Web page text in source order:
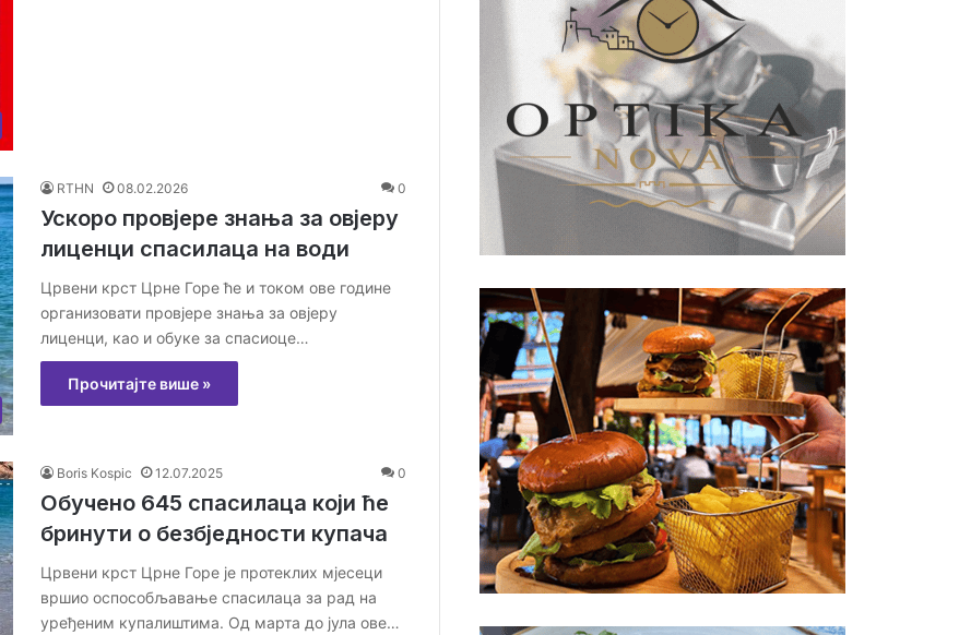
RTHN 08.02.2026 0
Ускоро провјере знања за овјеру
лиценци спасилаца на води
Црвени крст Црне Горе ће и током ове године
организовати провјере знања за овјеру
лиценци, као и обуке за спасиоце…
Прочитајте више »
Boris Kospic 12.07.2025 0
Обучено 645 спасилаца који ће
бринути о безбједности купача
Црвени крст Црне Горе је протеклих мјесеци
вршио оспособљавање спасилаца за рад на
уређеним купалиштима. Од марта до јула ове…